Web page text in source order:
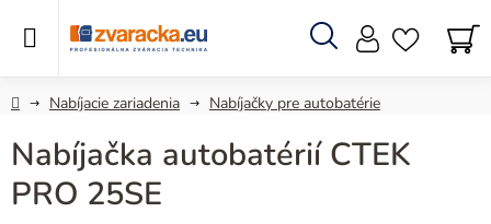
Hľadať
DomovNabíjacie zariadenia Nabíjačky pre autobatérie
Nabíjačka autobatérií CTEK
PRO 25SE